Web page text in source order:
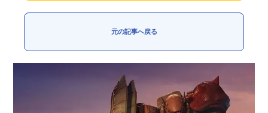
元の記事へ戻る